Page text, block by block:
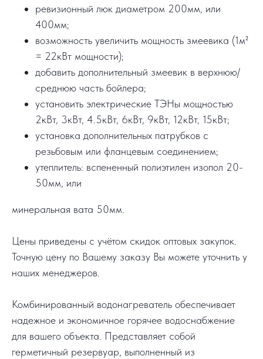
ревизионный люк диаметром 200мм, или
400мм;
возможность увеличить мощность змеевика (1м²
= 22кВт мощности);
добавить дополнительный змеевик в верхнюю/
среднюю часть бойлера;
установить электрические ТЭНы мощностью
2кВт, 3кВт, 4.5кВт, 6кВт, 9кВт, 12кВт, 15кВт;
установка дополнительных патрубков с
резьбовым или фланцевым соединением;
утеплитель: вспененный полиэтилен изопол 20-
50мм, или
минеральная вата 50мм.
Цены приведены с учётом скидок оптовых закупок.
Точную цену по Вашему заказу Вы можете уточнить у
наших менеджеров.
Комбинированный водонагреватель обеспечивает
надежное и экономичное горячее водоснабжение
для вашего объекта. Представляет собой
герметичный резервуар, выполненный из